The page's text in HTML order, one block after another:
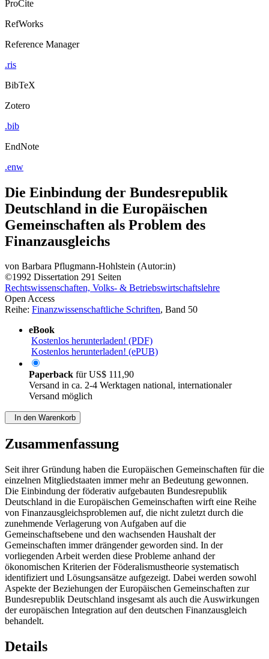
ProCite
RefWorks
Reference Manager
.ris
BibTeX
Zotero
.bib
EndNote
.enw
Die Einbindung der Bundesrepublik
Deutschland in die Europäischen
Gemeinschaften als Problem des
Finanzausgleichs
von Barbara Pflugmann-Hohlstein (Autor:in)
©1992 Dissertation 291 Seiten
Rechtswissenschaften, Volks- & Betriebswirtschaftslehre
Open Access
Reihe: Finanzwissenschaftliche Schriften, Band 50
eBook
Kostenlos herunterladen! (PDF)
Kostenlos herunterladen! (ePUB)
Paperback fürUS$ 111,90
Versand in ca. 2-4 Werktagen national, internationaler
Versand möglich
In den Warenkorb
Zusammenfassung
Seit ihrer Gründung haben die Europäischen Gemeinschaften für die
einzelnen Mitgliedstaaten immer mehr an Bedeutung gewonnen.
Die Einbindung der föderativ aufgebauten Bundesrepublik
Deutschland in die Europäischen Gemeinschaften wirft eine Reihe
von Finanzausgleichsproblemen auf, die nicht zuletzt durch die
zunehmende Verlagerung von Aufgaben auf die
Gemeinschaftsebene und den wachsenden Haushalt der
Gemeinschaften immer drängender geworden sind. In der
vorliegenden Arbeit werden diese Probleme anhand der
ökonomischen Kriterien der Föderalismustheorie systematisch
identifiziert und Lösungsansätze aufgezeigt. Dabei werden sowohl
Aspekte der Beziehungen der Europäischen Gemeinschaften zur
Bundesrepublik Deutschland insgesamt als auch die Auswirkungen
der europäischen Integration auf den deutschen Finanzausgleich
behandelt.
Details